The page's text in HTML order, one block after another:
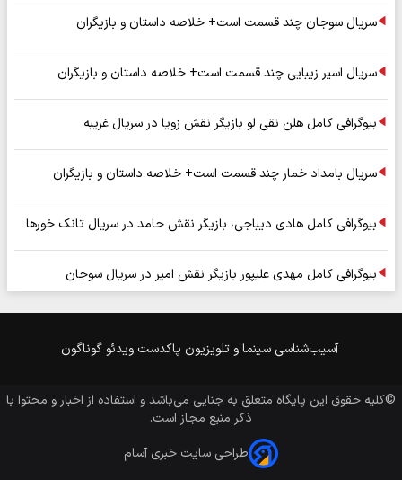
سریال سوجان چند قسمت است+ خلاصه داستان و بازیگران
سریال اسیر زیبایی چند قسمت است+ خلاصه داستان و بازیگران
بیوگرافی کامل هلن نقی لو بازیگر نقش زویا در سریال غریبه
سریال بامداد خمار چند قسمت است+ خلاصه داستان و بازیگران
بیوگرافی کامل هادی دیباجی، بازیگر نقش حامد در سریال تانک خورها
بیوگرافی کامل مهدی علیپور بازیگر نقش امیر در سریال سوجان
آسیب‌شناسی سینما و تلویزیون پاکدست ویدئو گوناگون
©کلیه حقوق این پایگاه متعلق به جنایی می‌باشد و استفاده از اخبار و محتوا با
ذکر منبع مجاز است.
طراحی سایت خبری آسام